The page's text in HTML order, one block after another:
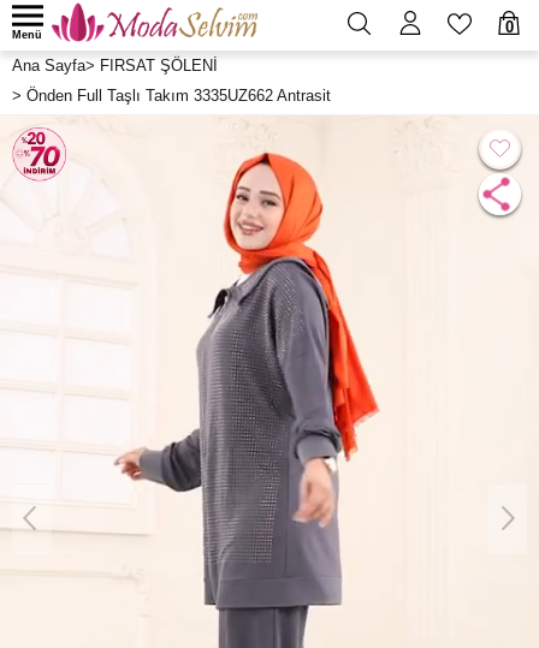
0
Menü
Ana Sayfa> FIRSAT ŞÖLENİ
> Önden Full Taşlı Takım 3335UZ662 Antrasit